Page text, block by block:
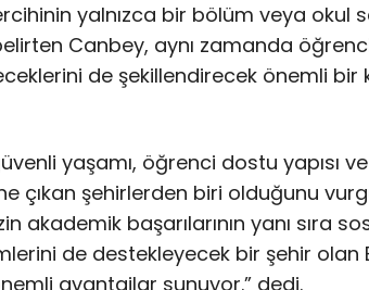
yalnızca bir bölüm veya okul
Canbey, aynı zamanda
de şekillendirecek önemli bir
yaşamı, öğrenci dostu yapısı
çıkan şehirlerden biri olduğunu
akademik başarılarının yanı sıra
de destekleyecek bir şehir olan
avantajlar sunuyor.” dedi.